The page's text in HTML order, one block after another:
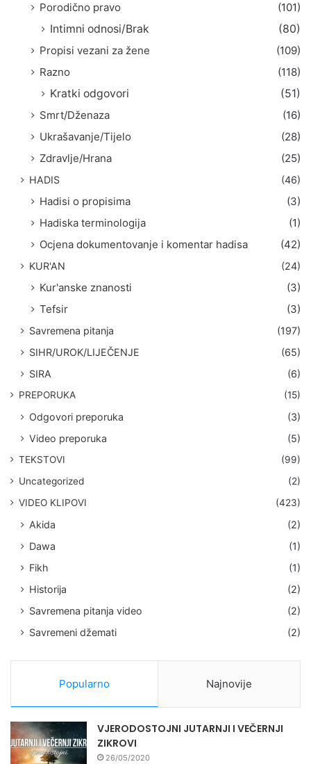
Porodično pravo
(101)
Intimni odnosi/Brak
(80)
Propisi vezani za žene
(109)
Razno
(118)
Kratki odgovori
(51)
Smrt/Dženaza
(16)
Ukrašavanje/Tijelo
(28)
Zdravlje/Hrana
(25)
HADIS (46)
Hadisi o propisima
(3)
Hadiska terminologija
(1)
Ocjena dokumentovanje i komentar hadisa
(42)
KUR'AN (24)
Kur'anske znanosti
(3)
Tefsir
(3)
Savremena pitanja
(197)
SIHR/UROK/LIJEČENJE
(65)
SIRA
(6)
PREPORUKA (15)
Odgovori preporuka
(3)
Video preporuka
(5)
TEKSTOVI
(99)
Uncategorized
(2)
VIDEO KLIPOVI
(423)
Akida
(2)
Dawa
(1)
Fikh
(1)
Historija
(2)
Savremena pitanja video
(2)
Savremeni džemati
(2)
Popularno Najnovije
VJERODOSTOJNI JUTARNJI I VEČERNJI
ZIKROVI
26/05/2020